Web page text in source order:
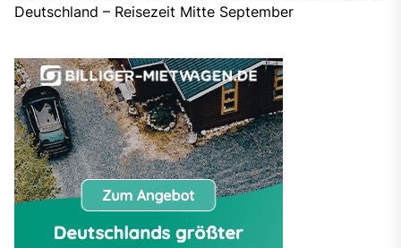
Deutschland – Reisezeit Mitte September